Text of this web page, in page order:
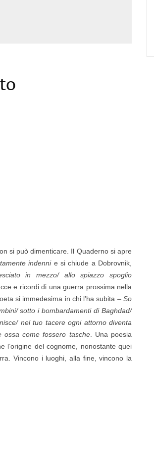
si può dimenticare. Il Quaderno si apre
indennie si chiude a Dobrovnik,
in mezzo/ allo spiazzo spoglio
e ricordi di una guerra prossima nella
si immedesima in chi l’ha subita – So
sotto i bombardamenti di Baghdad/
nel tuo tacere ogni attorno diventa
ossa come fossero tasche. Una poesia
l’origine del cognome, nonostante quei
Vincono i luoghi, alla fine, vincono la